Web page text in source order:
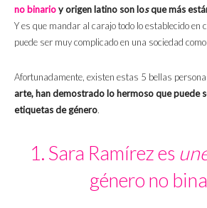
no binarioy origen latino son losque más
Y es que mandar al carajo todo lo establecido en
puede ser muy complicado en una sociedad
Afortunadamente, existen estas 5 bellas
arte, han demostrado lo hermoso que puede
etiquetas de género.
1. Sara Ramírez es
género no